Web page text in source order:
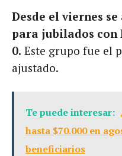
Desde el viernes
para jubilados con
0. Este grupo fue el
ajustado.
Te puede interesar:
hasta $70.000 en
beneficiarios